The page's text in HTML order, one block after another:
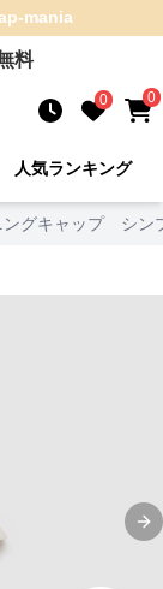
mania
料
0 0
人気ランキング
ングキャップ シン